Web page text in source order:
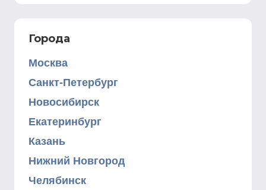
Города
Москва
Санкт-Петербург
Новосибирск
Екатеринбург
Казань
Нижний Новгород
Челябинск